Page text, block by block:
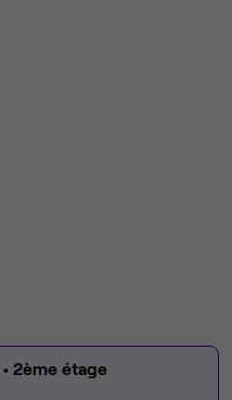
• 2ème étage